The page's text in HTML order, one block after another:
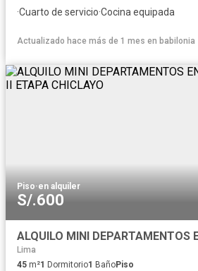
·Cuarto de servicio·Cocina equipada
Actualizado hace más de 1 mes en babilonia
Piso·en alquiler
S/.600
Lima
45 m²1 Dormitorio1 BañoPiso